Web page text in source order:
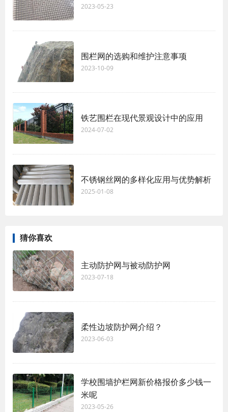
2023-05-23
围栏网的选购和维护注意事项
2023-10-09
铁艺围栏在现代景观设计中的应用
2024-07-02
不锈钢丝网的多样化应用与优势解析
2025-01-08
猜你喜欢
主动防护网与被动防护网
2023-07-18
柔性边坡防护网介绍？
2023-06-03
学校围墙护栏网新价格报价多少钱一
米呢
2023-05-26